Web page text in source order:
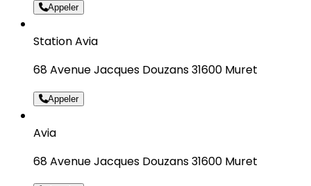
Appeler
Station Avia
68 Avenue Jacques Douzans 31600 Muret
Appeler
Avia
68 Avenue Jacques Douzans 31600 Muret